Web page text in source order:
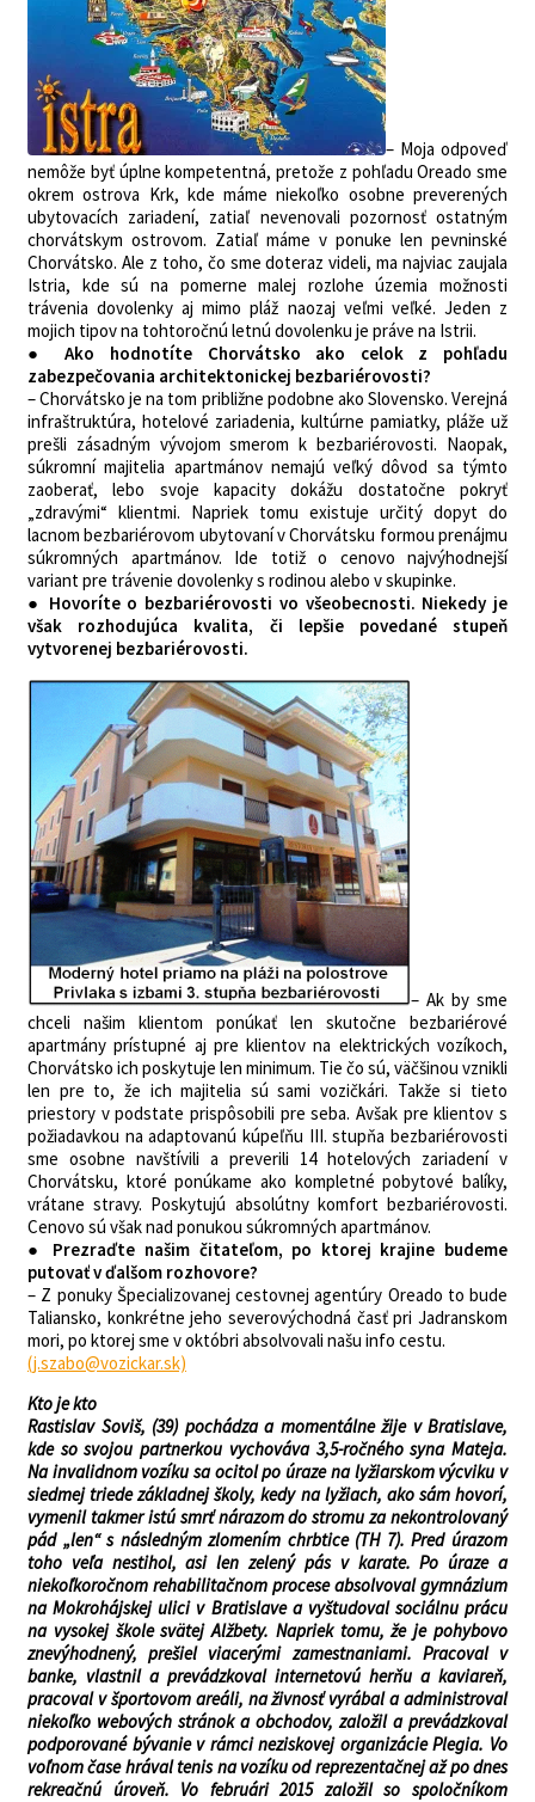
– Moja odpoveď
nemôže byť úplne kompetentná, pretože z pohľadu Oreado sme
okrem ostrova Krk, kde máme niekoľko osobne preverených
ubytovacích zariadení, zatiaľ nevenovali pozornosť ostatným
chorvátskym ostrovom. Zatiaľ máme v ponuke len pevninské
Chorvátsko. Ale z toho, čo sme doteraz videli, ma najviac zaujala
Istria, kde sú na pomerne malej rozlohe územia možnosti
trávenia dovolenky aj mimo pláž naozaj veľmi veľké. Jeden z
mojich tipov na tohtoročnú letnú dovolenku je práve na Istrii.
● Ako hodnotíte Chorvátsko ako celok z pohľadu
zabezpečovania architektonickej bezbariérovosti?
– Chorvátsko je na tom približne podobne ako Slovensko. Verejná
infraštruktúra, hotelové zariadenia, kultúrne pamiatky, pláže už
prešli zásadným vývojom smerom k bezbariérovosti. Naopak,
súkromní majitelia apartmánov nemajú veľký dôvod sa týmto
zaoberať, lebo svoje kapacity dokážu dostatočne pokryť
„zdravými“ klientmi. Napriek tomu existuje určitý dopyt do
lacnom bezbariérovom ubytovaní v Chorvátsku formou prenájmu
súkromných apartmánov. Ide totiž o cenovo najvýhodnejší
variant pre trávenie dovolenky s rodinou alebo v skupinke.
● Hovoríte o bezbariérovosti vo všeobecnosti. Niekedy je
však rozhodujúca kvalita, či lepšie povedané stupeň
vytvorenej bezbariérovosti.
– Ak by sme
chceli našim klientom ponúkať len skutočne bezbariérové
apartmány prístupné aj pre klientov na elektrických vozíkoch,
Chorvátsko ich poskytuje len minimum. Tie čo sú, väčšinou vznikli
len pre to, že ich majitelia sú sami vozičkári. Takže si tieto
priestory v podstate prispôsobili pre seba. Avšak pre klientov s
požiadavkou na adaptovanú kúpeľňu III. stupňa bezbariérovosti
sme osobne navštívili a preverili 14 hotelových zariadení v
Chorvátsku, ktoré ponúkame ako kompletné pobytové balíky,
vrátane stravy. Poskytujú absolútny komfort bezbariérovosti.
Cenovo sú však nad ponukou súkromných apartmánov.
● Prezraďte našim čitateľom, po ktorej krajine budeme
putovaťv ďalšom rozhovore?
– Z ponuky Špecializovanej cestovnej agentúry Oreado to bude
Taliansko, konkrétne jeho severovýchodná časť pri Jadranskom
mori, po ktorej sme v októbri absolvovali našu info cestu.
(j.szabo@vozickar.sk)
Kto je kto
Rastislav Soviš, (39) pochádza a momentálne žije v Bratislave,
kde so svojou partnerkou vychováva 3,5-ročného syna Mateja.
Na invalidnom vozíku sa ocitol po úraze na lyžiarskom výcviku v
siedmej triede základnej školy, kedy na lyžiach, ako sám hovorí,
vymenil takmer istú smrť nárazom do stromu za nekontrolovaný
pád „len“ s následným zlomením chrbtice (TH 7). Pred úrazom
toho veľa nestihol, asi len zelený pás v karate. Po úraze a
niekoľkoročnom rehabilitačnom procese absolvoval gymnázium
na Mokrohájskej ulici v Bratislave a vyštudoval sociálnu prácu
na vysokej škole svätej Alžbety. Napriek tomu, že je pohybovo
znevýhodnený, prešiel viacerými zamestnaniami. Pracoval v
banke, vlastnil a prevádzkoval internetovú herňu a kaviareň,
pracoval v športovom areáli, na živnosť vyrábal a administroval
niekoľko webových stránok a obchodov, založil a prevádzkoval
podporované bývanie v rámci neziskovej organizácie Plegia. Vo
voľnom čase hrával tenis na vozíku od reprezentačnej až po dnes
rekreačnú úroveň. Vo februári 2015 založil so spoločníkom